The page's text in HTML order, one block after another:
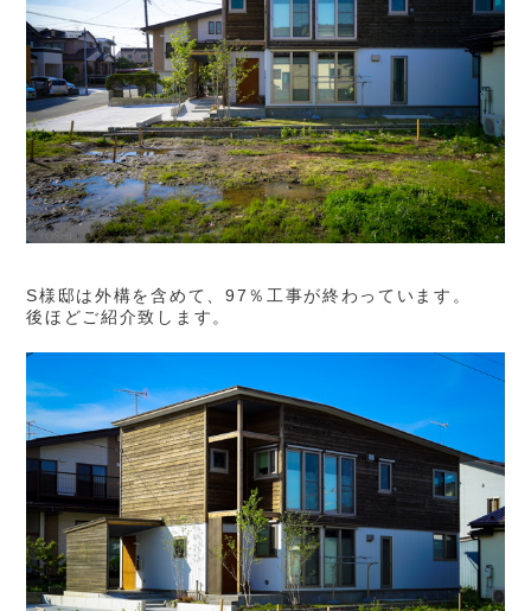
S様邸は外構を含めて、97％工事が終わっています。
後ほどご紹介致します。